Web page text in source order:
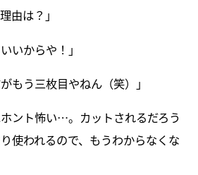
由は？」
いからや！」
もう三枚目やねん（笑）」
ント怖い…。カットされるだろう
使われるので、もうわからなくな